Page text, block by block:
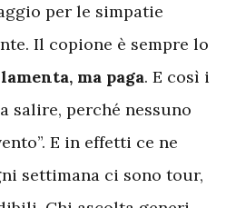
per le simpatie
Il copione è sempre lo
ma paga. E così i
salire, perché nessuno
E in effetti ce ne
settimana ci sono tour,